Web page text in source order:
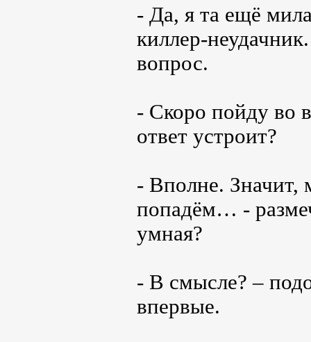
- Да, я та ещё
киллер-
вопрос.
- Скоро пойду во
ответ устроит?
- Вполне. Значит,
попадём… -
умная?
- В смысле? –
впервые.